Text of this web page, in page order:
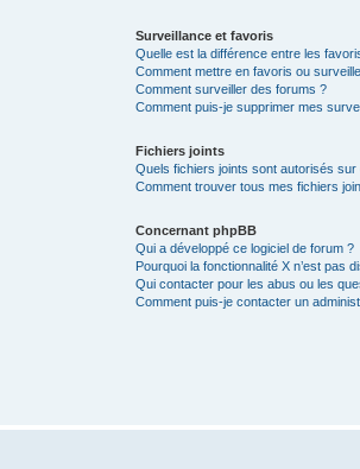
Surveillance et favoris
Quelle est la différence entre les
Comment mettre en favoris ou
Comment surveiller des forums ?
Comment puis-je supprimer mes
Fichiers joints
Quels fichiers joints sont autorisés sur
Comment trouver tous mes fichiers
Concernant phpBB
Qui a développé ce logiciel de forum ?
Pourquoi la fonctionnalité X n’est pas
Qui contacter pour les abus ou les
Comment puis-je contacter un